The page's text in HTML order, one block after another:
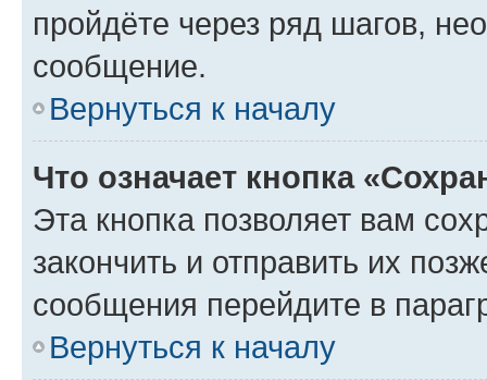
пройдёте через ряд шагов,
сообщение.
Вернуться к началу
Что означает кнопка
Эта кнопка позволяет вам
закончить и отправить их
сообщения перейдите в
Вернуться к началу